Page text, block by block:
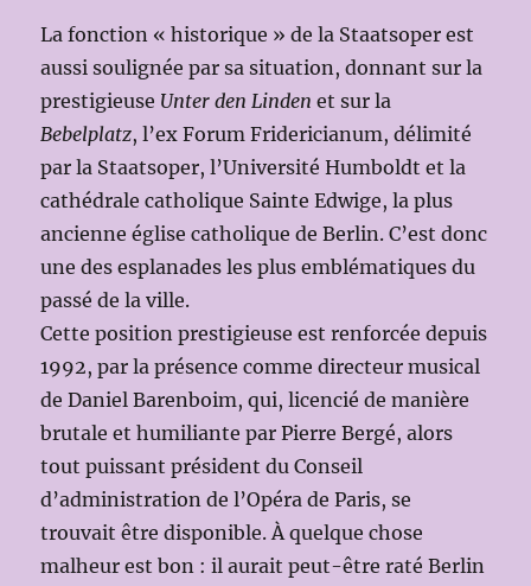
La fonction « historique » de la Staatsoper est
aussi soulignée par sa situation, donnant sur la
prestigieuse Unter den Linden et sur la
Bebelplatz, l’ex Forum Fridericianum, délimité
par la Staatsoper, l’Université Humboldt et la
cathédrale catholique Sainte Edwige, la plus
ancienne église catholique de Berlin. C’est donc
une des esplanades les plus emblématiques du
passé de la ville.
Cette position prestigieuse est renforcée depuis
1992, par la présence comme directeur musical
de Daniel Barenboim, qui, licencié de manière
brutale et humiliante par Pierre Bergé, alors
tout puissant président du Conseil
d’administration de l’Opéra de Paris, se
trouvait être disponible. À quelque chose
malheur est bon : il aurait peut-être raté Berlin